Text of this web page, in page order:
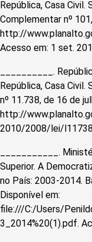
República, Casa
Complementar nº
http://
Acesso em: 1 set.
__________.
República, Casa
nº 11.738, de 16 de
http://
2010/2008/lei/
___________.
Superior. A
no País: 2003-2014.
Disponível em:
file:///C:/Users/
3_2014%20(1).pdf.